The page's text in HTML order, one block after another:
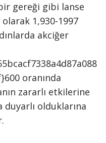
gereği gibi lanse
1,930-1997
akciğer
oranında
zararlı etkilerine
olduklarına